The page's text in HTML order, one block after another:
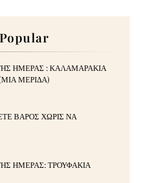
ΗΜΕΡΑΣ : ΚΑΛΑΜΑΡΑΚΙΑ
ΜΕΡΙΔΑ)
ΒΑΡΟΣ ΧΩΡΙΣ ΝΑ
ΗΜΕΡΑΣ: ΤΡΟΥΦΑΚΙΑ